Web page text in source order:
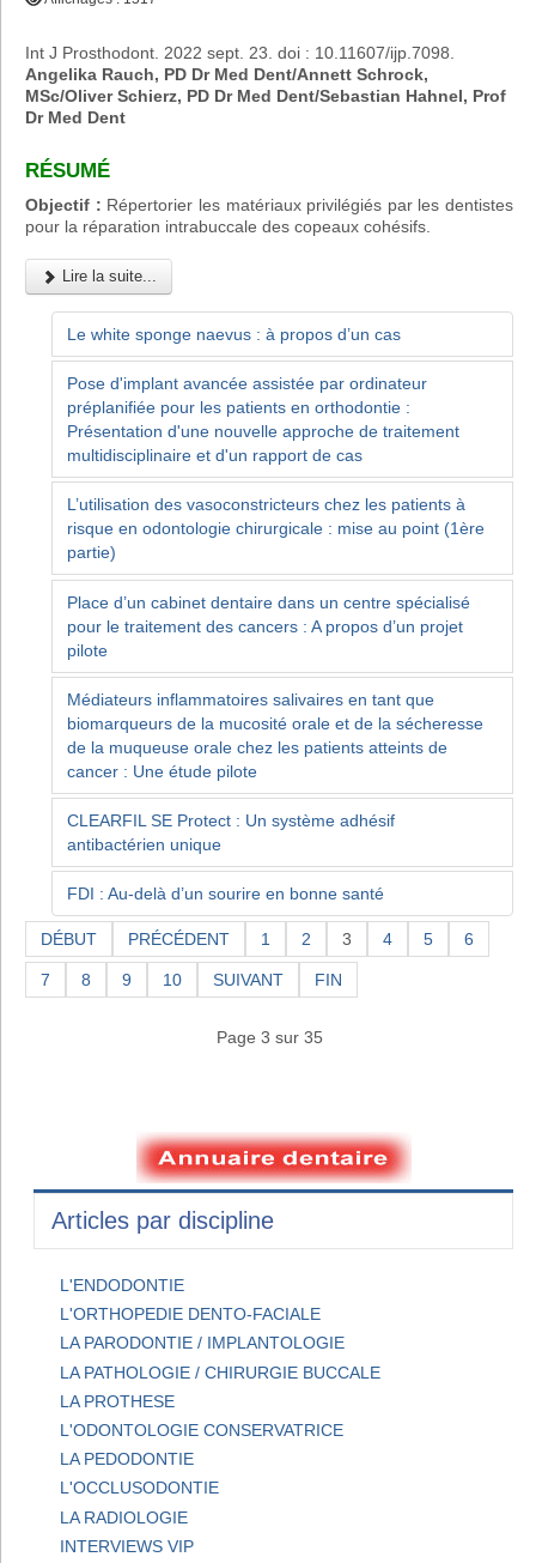
Int J Prosthodont. 2022 sept. 23. doi : 10.11607/ijp.7098.
Angelika Rauch, PD Dr Med Dent/Annett Schrock,
MSc/Oliver Schierz, PD Dr Med Dent/Sebastian Hahnel, Prof
Dr Med Dent
RÉSUMÉ
Objectif : Répertorier les matériaux privilégiés par les dentistes
pour la réparation intrabuccale des copeaux cohésifs.
Lire la suite...
Le white sponge naevus : à propos d’un cas
Pose d'implant avancée assistée par ordinateur
préplanifiée pour les patients en orthodontie :
Présentation d'une nouvelle approche de traitement
multidisciplinaire et d'un rapport de cas
L’utilisation des vasoconstricteurs chez les patients à
risque en odontologie chirurgicale : mise au point (1ère
partie)
Place d’un cabinet dentaire dans un centre spécialisé
pour le traitement des cancers : A propos d’un projet
pilote
Médiateurs inflammatoires salivaires en tant que
biomarqueurs de la mucosité orale et de la sécheresse
de la muqueuse orale chez les patients atteints de
cancer : Une étude pilote
CLEARFIL SE Protect : Un système adhésif
antibactérien unique
FDI : Au-delà d’un sourire en bonne santé
DÉBUT PRÉCÉDENT 1 2 3 4 5 6
7 8 9 10 SUIVANT FIN
Page 3 sur 35
Articles par discipline
L'ENDODONTIE
L'ORTHOPEDIE DENTO-FACIALE
LA PARODONTIE / IMPLANTOLOGIE
LA PATHOLOGIE / CHIRURGIE BUCCALE
LA PROTHESE
L'ODONTOLOGIE CONSERVATRICE
LA PEDODONTIE
L'OCCLUSODONTIE
LA RADIOLOGIE
INTERVIEWS VIP